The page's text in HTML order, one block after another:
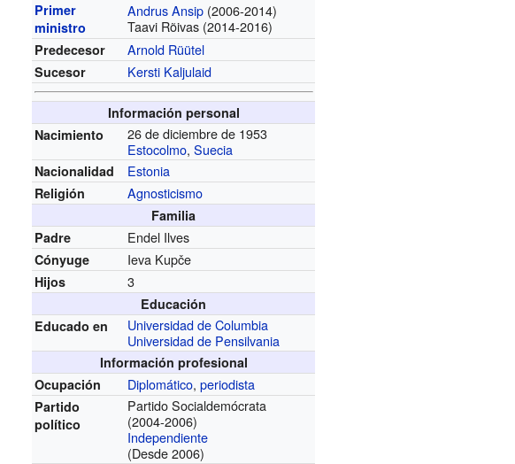
Primer
ministro
Andrus Ansip (2006-2014)
Taavi Rõivas (2014-2016)
Predecesor Arnold Rüütel
Sucesor Kersti Kaljulaid
Información personal
Nacimiento
26 de diciembre de 1953
Estocolmo,Suecia
Nacionalidad Estonia
Religión Agnosticismo
Familia
Padre
Endel Ilves
Cónyuge Ieva Kupče
Hijos 3
Educación
Educado en
Universidad de Columbia
Universidad de Pensilvania
Información profesional
Ocupación
Diplomático,periodista
Partido
político
Partido Socialdemócrata
(2004-2006)
Independiente
(Desde 2006)